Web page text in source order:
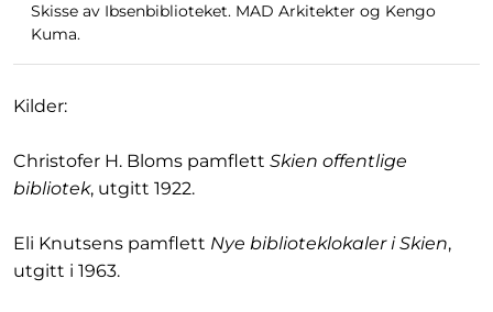
Skisse av Ibsenbiblioteket. MAD Arkitekter og Kengo
Kuma.
Kilder:
Christofer H. Bloms pamflett Skien offentlige
bibliotek, utgitt 1922.
Eli Knutsens pamflett Nye biblioteklokaler i Skien,
utgitt i 1963.